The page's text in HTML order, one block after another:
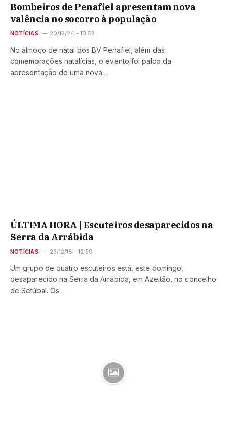
Bombeiros de Penafiel apresentam nova
valência no socorro à população
NOTÍCIAS 20/12/24 - 10:52
No almoço de natal dos BV Penafiel, além das
comemorações natalícias, o evento foi palco da
apresentação de uma nova…
ÚLTIMA HORA | Escuteiros desaparecidos na
Serra da Arrábida
NOTÍCIAS 23/12/18 - 12:59
Um grupo de quatro escuteiros está, este domingo,
desaparecido na Serra da Arrábida, em Azeitão, no concelho
de Setúbal. Os…